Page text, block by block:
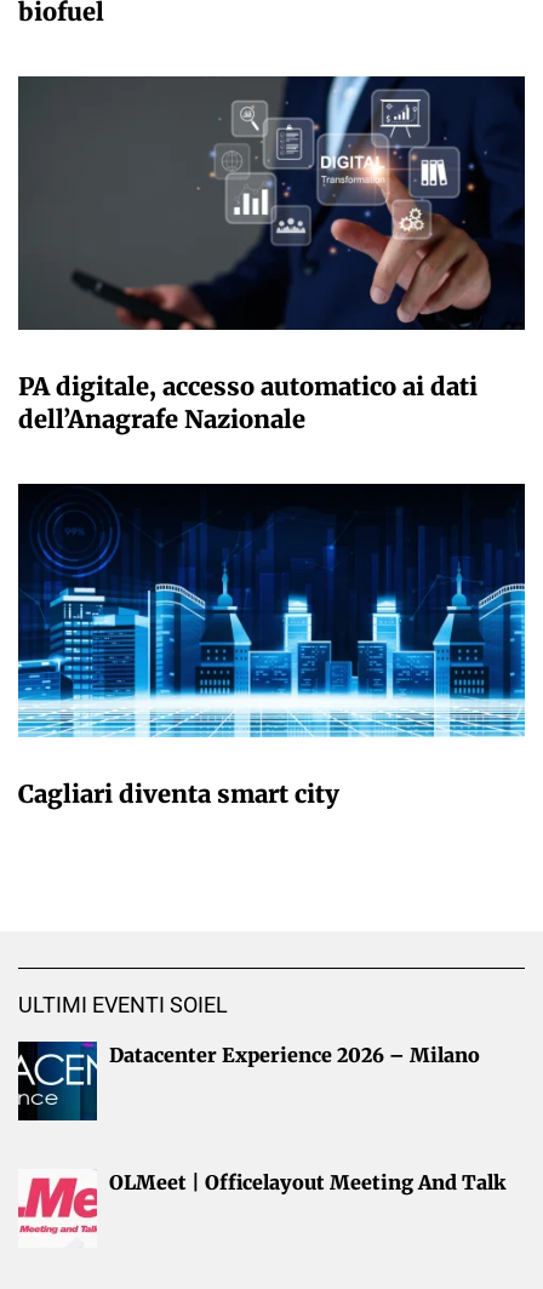
biofuel
PA digitale, accesso automatico ai dati
dell’Anagrafe Nazionale
Cagliari diventa smart city
ULTIMI EVENTI SOIEL
Datacenter Experience 2026 – Milano
OLMeet | Officelayout Meeting And Talk